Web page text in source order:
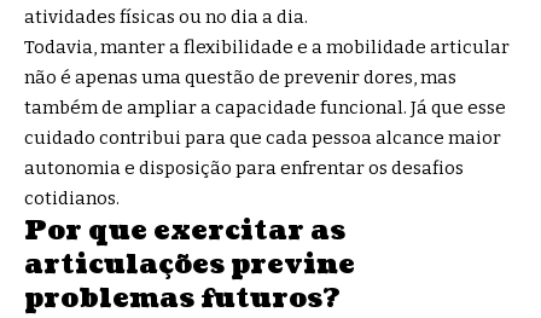
atividades físicas ou no dia a dia.
Todavia, manter a flexibilidade e a mobilidade articular
não é apenas uma questão de prevenir dores, mas
também de ampliar a capacidade funcional. Já que esse
cuidado contribui para que cada pessoa alcance maior
autonomia e disposição para enfrentar os desafios
cotidianos.
Por que exercitar as
articulações previne
problemas futuros?